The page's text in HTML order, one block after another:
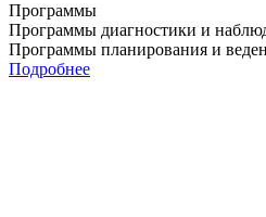
Программы
Программы диагностики и
Программы планирования и
Подробнее